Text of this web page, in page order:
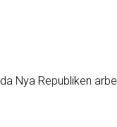
Nya Republiken